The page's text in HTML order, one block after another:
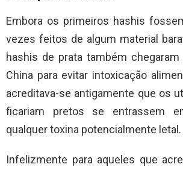
Embora os primeiros hashis
vezes feitos de algum material
hashis de prata também
China para evitar intoxicação
acreditava-se antigamente que os
ficariam pretos se entrassem
qualquer toxina potencialmente letal.
Infelizmente para aqueles que